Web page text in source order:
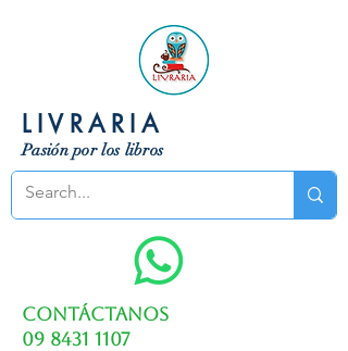
LIVRARIA
Pasión por los libros
Contáctanos
09 8431 1107